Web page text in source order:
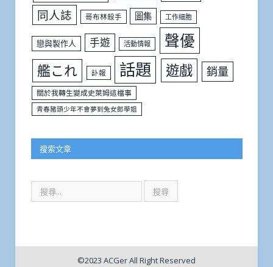
同人誌 哥布林殺手 圖集 工作細胞
戀與製作人 手遊 活動情報 聲優
艦これ 訃報 話題 遊戲 銷量
關於我轉生變成史萊姆這檔事
青春豬頭少年不會夢到兔女郎學姐
搜索文章
©2023 ACGer All Right Reserved